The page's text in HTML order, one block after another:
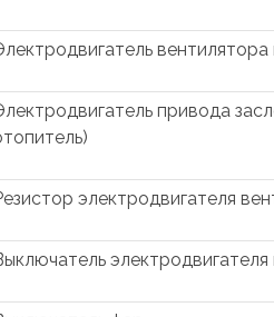
привода
электродвигателя